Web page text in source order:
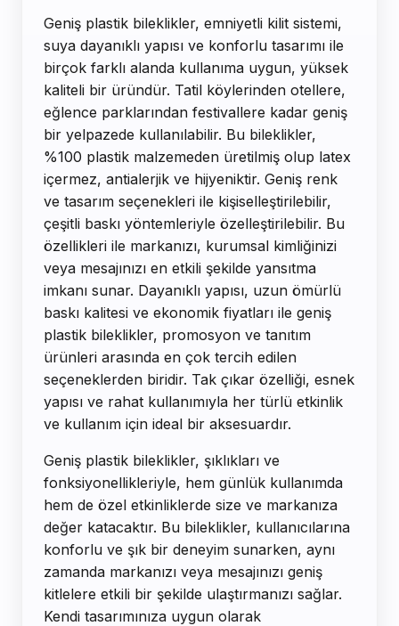
Geniş plastik bileklikler, emniyetli kilit sistemi,
suya dayanıklı yapısı ve konforlu tasarımı ile
birçok farklı alanda kullanıma uygun, yüksek
kaliteli bir üründür. Tatil köylerinden otellere,
eğlence parklarından festivallere kadar geniş
bir yelpazede kullanılabilir. Bu bileklikler,
%100 plastik malzemeden üretilmiş olup latex
içermez, antialerjik ve hijyeniktir. Geniş renk
ve tasarım seçenekleri ile kişiselleştirilebilir,
çeşitli baskı yöntemleriyle özelleştirilebilir. Bu
özellikleri ile markanızı, kurumsal kimliğinizi
veya mesajınızı en etkili şekilde yansıtma
imkanı sunar. Dayanıklı yapısı, uzun ömürlü
baskı kalitesi ve ekonomik fiyatları ile geniş
plastik bileklikler, promosyon ve tanıtım
ürünleri arasında en çok tercih edilen
seçeneklerden biridir. Tak çıkar özelliği, esnek
yapısı ve rahat kullanımıyla her türlü etkinlik
ve kullanım için ideal bir aksesuardır.
Geniş plastik bileklikler, şıklıkları ve
fonksiyonellikleriyle, hem günlük kullanımda
hem de özel etkinliklerde size ve markanıza
değer katacaktır. Bu bileklikler, kullanıcılarına
konforlu ve şık bir deneyim sunarken, aynı
zamanda markanızı veya mesajınızı geniş
kitlelere etkili bir şekilde ulaştırmanızı sağlar.
Kendi tasarımınıza uygun olarak